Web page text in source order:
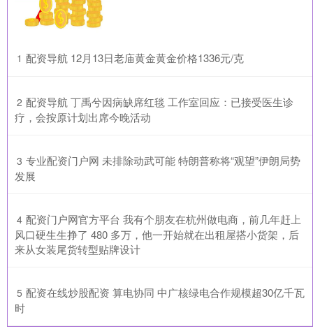
1 ​配资导航 12月13日老庙黄金黄金价格1336元/克
2 ​配资导航 丁禹兮因病缺席红毯 工作室回应：已接受医生诊
疗，会按原计划出席今晚活动
3 ​专业配资门户网 未排除动武可能 特朗普称将“观望”伊朗局势
发展
4 ​配资门户网官方平台 我有个朋友在杭州做电商，前几年赶上
风口硬生生挣了 480 多万，他一开始就在出租屋搭小货架，后
来从女装尾货转型贴牌设计
5 ​配资在线炒股配资 算电协同 中广核绿电合作规模超30亿千瓦
时